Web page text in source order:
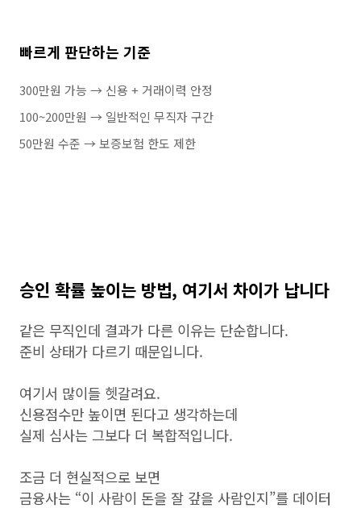
빠르게 판단하는 기준
300만원 가능 → 신용 + 거래이력 안정
100~200만원 → 일반적인 무직자 구간
50만원 수준 → 보증보험 한도 제한
승인 확률 높이는 방법, 여기서 차이가 납니다
같은 무직인데 결과가 다른 이유는 단순합니다.
준비 상태가 다르기 때문입니다.
여기서 많이들 헷갈려요.
신용점수만 높이면 된다고 생각하는데
실제 심사는 그보다 더 복합적입니다.
조금 더 현실적으로 보면
금융사는 “이 사람이 돈을 잘 갚을 사람인지”를 데이터